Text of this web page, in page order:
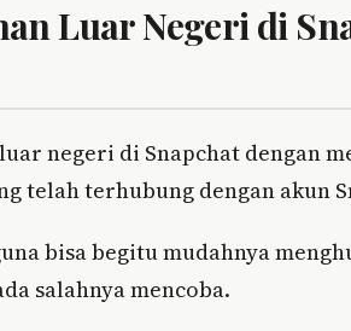
Luar Negeri di
negeri di Snapchat dengan
telah terhubung dengan akun
bisa begitu mudahnya
salahnya mencoba.